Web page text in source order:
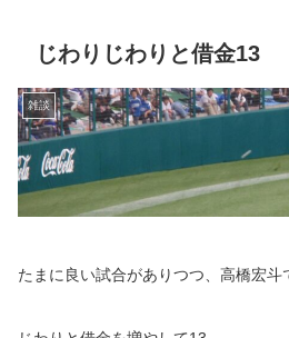
じわりじわりと借金13
雑談
たまに良い試合がありつつ、高橋宏斗